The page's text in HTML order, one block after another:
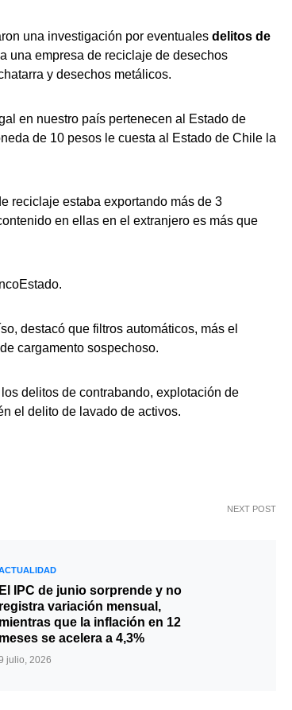
una investigación por eventuales delitos de
una empresa de reciclaje de desechos
y desechos metálicos.
en nuestro país pertenecen al Estado de
de 10 pesos le cuesta al Estado de Chile la
reciclaje estaba exportando más de 3
en ellas en el extranjero es más que
destacó que filtros automáticos, más el
cargamento sospechoso.
delitos de contrabando, explotación de
el delito de lavado de activos.
NEXT POST
El IPC de junio sorprende y no
registra variación mensual,
mientras que la inflación en 12
meses se acelera a 4,3%
julio, 2026